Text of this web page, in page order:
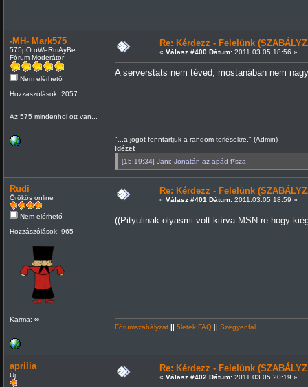
-MH- Mark575
575pO.oWeRmAyBe
Fórum Moderátor
Nem elérhető
Hozzászólások: 2057
Az 575 mindenhol ott van...
Re: Kérdezz - Felelünk
« Válasz #400 Dátum:2011.03.05 18:56 »
A serverstats nem téved, mostanában nem
"...a jogot fenntartjuk a random törlésekre." (Admin)
Idézet
[15:19:34] Jani: Jonatán az apád f*sza
Rudi
Örökös online
Nem elérhető
Hozzászólások: 965
Karma: ∞
Re: Kérdezz - Felelünk
« Válasz #401 Dátum:2011.03.05 18:59 »
((Pityulinak olyasmi volt kiírva MSN-re hogy
Fórumszabályzat || 5letek FAQ|| Szégyenfal
aprilia
Új
Re: Kérdezz - Felelünk
« Válasz #402 Dátum:2011.03.05 20:19 »